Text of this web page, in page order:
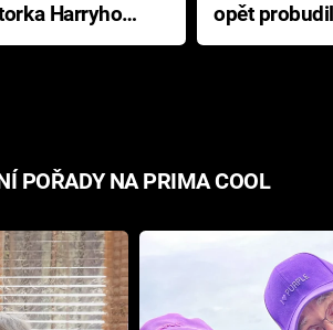
Harryho
ráznou
opět
přichází s
POŘADY NA PRIMA COOL